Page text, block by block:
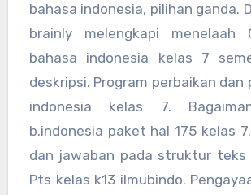
bahasa indonesia, pilihan ganda.
brainly melengkapi menelaah
bahasa indonesia kelas 7
deskripsi. Program perbaikan dan
indonesia kelas 7.
b.indonesia paket hal 175 kelas
dan jawaban pada struktur teks
Pts kelas k13 ilmubindo.